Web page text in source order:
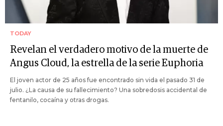
TODAY
Revelan el verdadero motivo de la muerte de
Angus Cloud, la estrella de la serie Euphoria
El joven actor de 25 años fue encontrado sin vida el pasado 31 de
julio. ¿La causa de su fallecimiento? Una sobredosis accidental de
fentanilo, cocaína y otras drogas.